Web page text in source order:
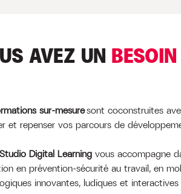
AVEZ UN
sur-mesuresont coconstruites
et repenser vos parcours de
Studio Digital Learning vous accompagne
en prévention-sécurité au travail, en
innovantes, ludiques et interactives